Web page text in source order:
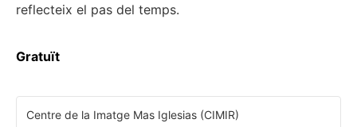
reflecteix el pas del temps.
Gratuït
Centre de la Imatge Mas Iglesias (CIMIR)